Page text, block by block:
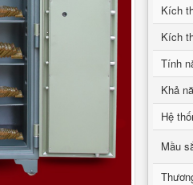
Kích
Kích
Tính
Khả
Hệ
Mầu